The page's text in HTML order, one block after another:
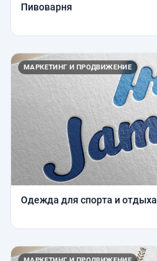
Пивоварня
МАРКЕТИНГ И ПРОДВИЖЕНИЕ
Одежда для спорта и отдыха